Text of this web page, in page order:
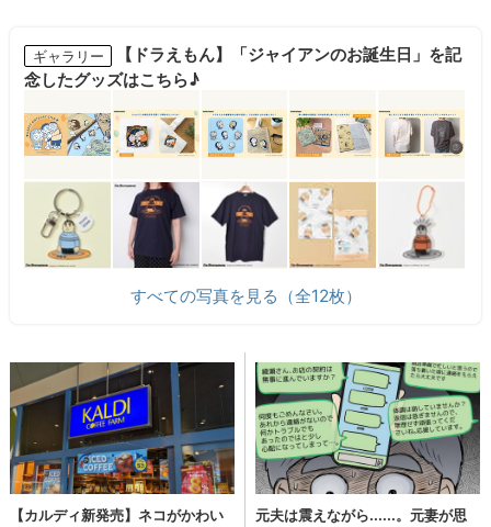
ギャラリー
【ドラえもん】「ジャイアンのお誕生日」を記
念したグッズはこちら♪
すべての写真を見る（全12枚）